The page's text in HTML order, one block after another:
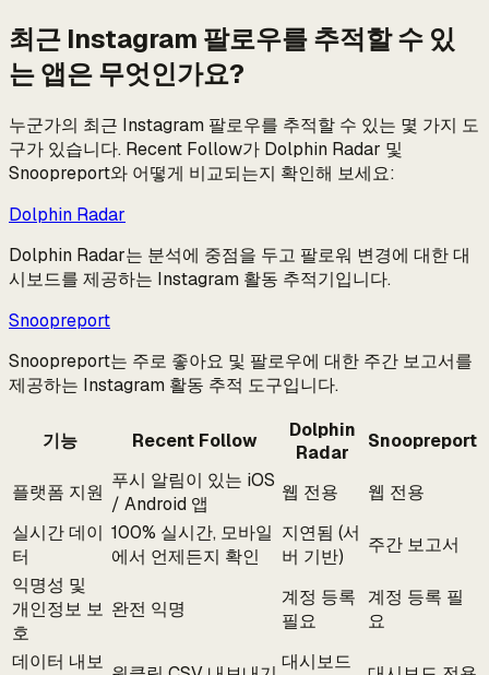
최근 Instagram 팔로우를 추적할 수 있
는 앱은 무엇인가요?
누군가의 최근 Instagram 팔로우를 추적할 수 있는 몇 가지 도
구가 있습니다. Recent Follow가 Dolphin Radar 및
Snoopreport와 어떻게 비교되는지 확인해 보세요:
Dolphin Radar
Dolphin Radar는 분석에 중점을 두고 팔로워 변경에 대한 대
시보드를 제공하는 Instagram 활동 추적기입니다.
Snoopreport
Snoopreport는 주로 좋아요 및 팔로우에 대한 주간 보고서를
제공하는 Instagram 활동 추적 도구입니다.
기능 Recent Follow
Dolphin
Radar
Snoopreport
플랫폼 지원
푸시 알림이 있는 iOS
/ Android 앱
웹 전용
웹 전용
실시간 데이
터
100% 실시간, 모바일
에서 언제든지 확인
지연됨 (서
버 기반)
주간 보고서
익명성 및
개인정보 보
호
완전 익명
계정 등록
필요
계정 등록 필
요
데이터 내보
대시보드